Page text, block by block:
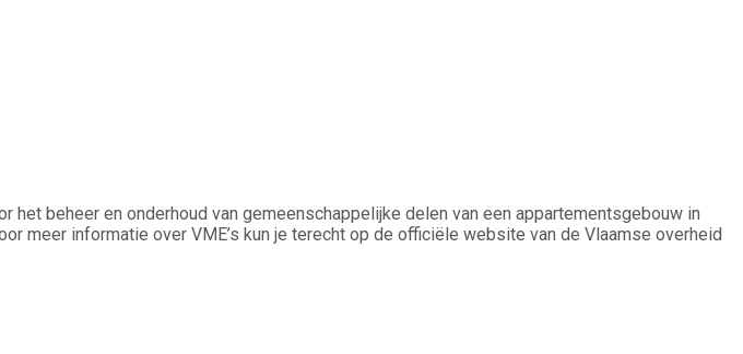
beheer en onderhoud van gemeenschappelijke delen van een appartementsgebouw in
meer informatie over VME’s kun je terecht op de officiële website van de Vlaamse overheid